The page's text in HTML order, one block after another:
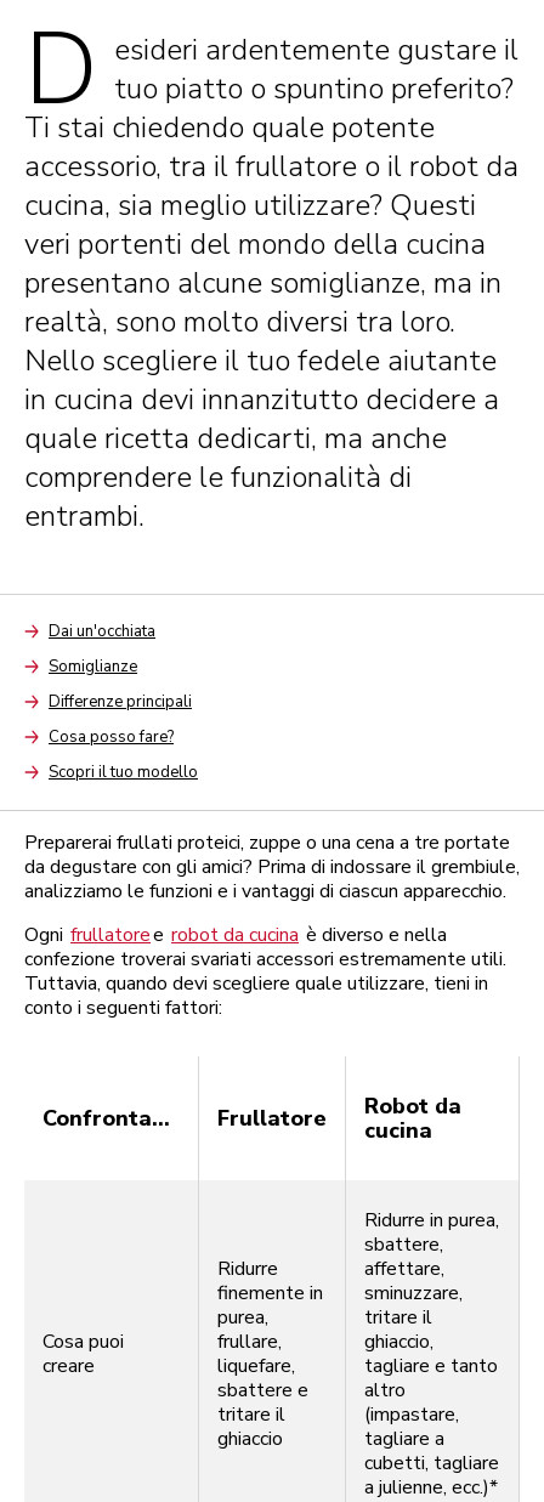
D
esideri ardentemente gustare il
tuo piatto o spuntino preferito?
Ti stai chiedendo quale potente
accessorio, tra il frullatore o il robot da
cucina, sia meglio utilizzare? Questi
veri portenti del mondo della cucina
presentano alcune somiglianze, ma in
realtà, sono molto diversi tra loro.
Nello scegliere il tuo fedele aiutante
in cucina devi innanzitutto decidere a
quale ricetta dedicarti, ma anche
comprendere le funzionalità di
entrambi.
ArrowDai un'occhiata
ArrowSomiglianze
ArrowDifferenze principali
ArrowCosa posso fare?
ArrowScopri il tuo modello
Preparerai frullati proteici, zuppe o una cena a tre portate
da degustare con gli amici? Prima di indossare il grembiule,
analizziamo le funzioni e i vantaggi di ciascun apparecchio.
Ogni frullatoree robot da cucina è diverso e nella
confezione troverai svariati accessori estremamente utili.
Tuttavia, quando devi scegliere quale utilizzare, tieni in
conto i seguenti fattori:
Confronta... Frullatore
Robot da
cucina
Cosa puoi
creare
Ridurre
finemente in
purea,
frullare,
liquefare,
sbattere e
tritare il
ghiaccio
Ridurre in purea,
sbattere,
affettare,
sminuzzare,
tritare il
ghiaccio,
tagliare e tanto
altro
(impastare,
tagliare a
cubetti, tagliare
a julienne, ecc.)*